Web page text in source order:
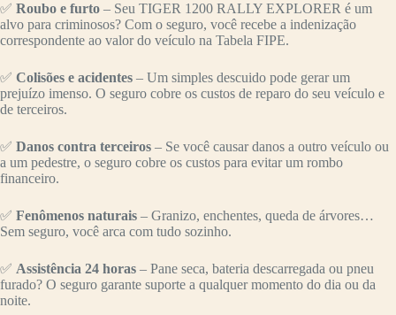
✅ Roubo e furto – Seu TIGER 1200 RALLY EXPLORER é um
alvo para criminosos? Com o seguro, você recebe a indenização
correspondente ao valor do veículo na Tabela FIPE.
✅ Colisões e acidentes – Um simples descuido pode gerar um
prejuízo imenso. O seguro cobre os custos de reparo do seu veículo e
de terceiros.
✅ Danos contra terceiros – Se você causar danos a outro veículo ou
a um pedestre, o seguro cobre os custos para evitar um rombo
financeiro.
✅ Fenômenos naturais – Granizo, enchentes, queda de árvores…
Sem seguro, você arca com tudo sozinho.
✅ Assistência 24 horas – Pane seca, bateria descarregada ou pneu
furado? O seguro garante suporte a qualquer momento do dia ou da
noite.